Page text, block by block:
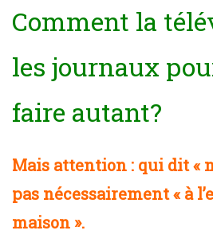
Comment la
les journaux
faire autant?
Mais attention : qui dit «
pas nécessairement « à
maison ».